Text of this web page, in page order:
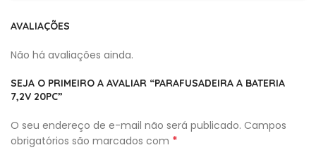
AVALIAÇÕES
Não há avaliações ainda.
SEJA O PRIMEIRO A AVALIAR “PARAFUSADEIRA A BATERIA
7,2V 20PC”
O seu endereço de e-mail não será publicado. Campos
obrigatórios são marcados com *